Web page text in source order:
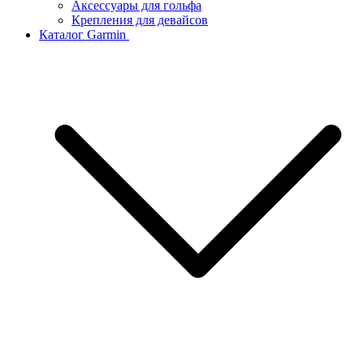
Аксессуары для гольфа
Крепления для девайсов
Каталог Garmin